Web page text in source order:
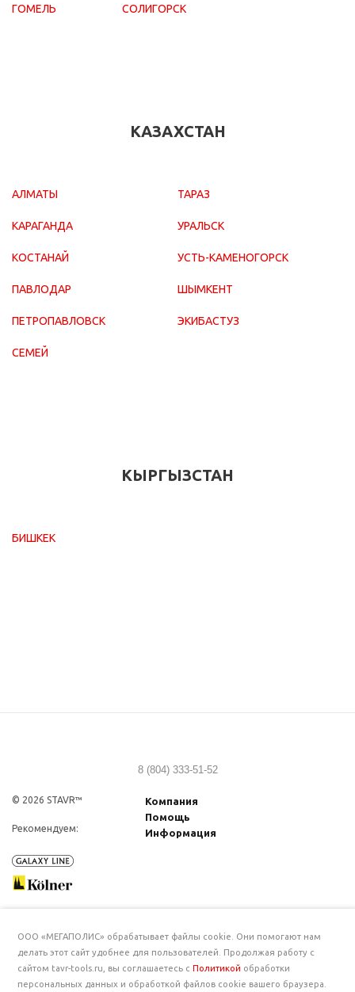
ГОМЕЛЬ СОЛИГОРСК
КАЗАХСТАН
АЛМАТЫ
КАРАГАНДА
КОСТАНАЙ
ПАВЛОДАР
ПЕТРОПАВЛОВСК
СЕМЕЙ
ТАРАЗ
УРАЛЬСК
УСТЬ-КАМЕНОГОРСК
ШЫМКЕНТ
ЭКИБАСТУЗ
КЫРГЫЗСТАН
БИШКЕК
8 (804) 333-51-52
© 2026 STAVR™
Рекомендуем:
Компания
Помощь
Информация
ООО «МЕГАПОЛИС» обрабатывает файлы cookie. Они помогают нам
делать этот сайт удобнее для пользователей. Продолжая работу с
сайтом tavr-tools.ru, вы соглашаетесь сПолитикой обработки
персональных данных и обработкой файлов cookie вашего браузера.